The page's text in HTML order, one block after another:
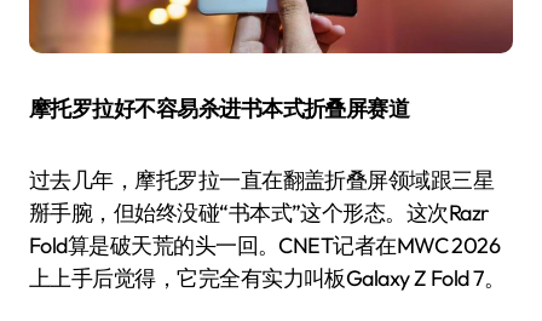
摩托罗拉好不容易杀进书本式折叠屏赛道
过去几年，摩托罗拉一直在翻盖折叠屏领域跟三星
掰手腕，但始终没碰“书本式”这个形态。这次Razr
Fold算是破天荒的头一回。CNET记者在MWC 2026
上上手后觉得，它完全有实力叫板Galaxy Z Fold 7。